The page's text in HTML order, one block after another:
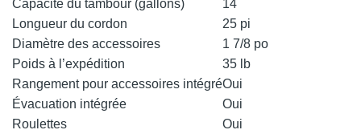
Capacité du tambour (gallons)
14
Longueur du cordon
25 pi
Diamètre des accessoires
1 7/8 po
Poids à l’expédition
35 lb
Rangement pour accessoires intégréOui
Évacuation intégrée
Oui
Roulettes
Oui